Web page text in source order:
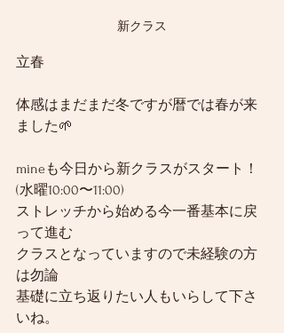
新クラス
立春
体感はまだまだ冬ですが暦では春が来
ました🌱
mineも今日から新クラスがスタート！
(水曜10:00〜11:00)
ストレッチから始める今一番基本に戻
って進む
クラスとなっていますので未経験の方
は勿論
基礎に立ち返りたい人もいらして下さ
いね。